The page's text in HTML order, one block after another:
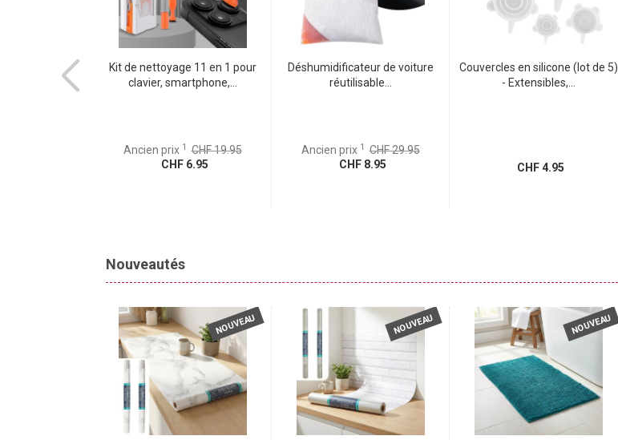
Kit de nettoyage 11 en 1 pour
clavier, smartphone,...
Ancien prix 1 CHF 19.95
CHF 6.95
Déshumidificateur de voiture
réutilisable...
Ancien prix 1 CHF 29.95
CHF 8.95
Couvercles en silicone (lot de 5)
- Extensibles,...
CHF 4.95
Nouveautés
NOUVEAU NOUVEAU NOUVEAU